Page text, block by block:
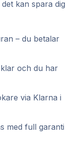
kan spara dig
– du betalar
och du har
via Klarna i
med full garanti